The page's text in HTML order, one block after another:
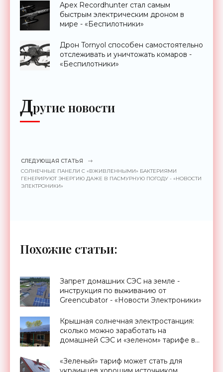
Apex Recordhunter стал самым
быстрым электрическим дроном в
мире - «Беспилотники»
Дрон Tornyol способен самостоятельно
отслеживать и уничтожать комаров -
«Беспилотники»
Другие новости
СЛЕДУЮЩАЯ СТАТЬЯ
СОЛНЕЧНЫЕ ПАНЕЛИ С «ВЖИВЛЕННЫМИ» БАКТЕРИЯМИ
ГЕНЕРИРУЮТ ЭНЕРГИЮ ДАЖЕ В ПАСМУРНУЮ ПОГОДУ - «НОВОСТИ
ЭЛЕКТРОНИКИ»
Похожие статьи:
Запрет домашних СЭС на земле -
инструкция по выживанию от
Greencubator - «Новости Электроники»
Крышная солнечная электростанция:
сколько можно заработать на
домашней СЭС и «зеленом» тарифе в
«Зеленый» тариф может стать для